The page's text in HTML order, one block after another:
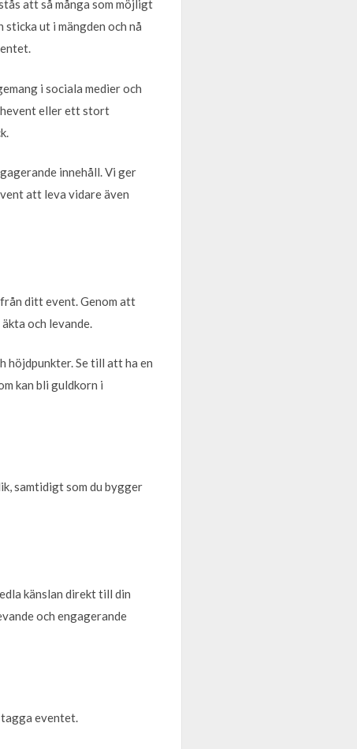
att så många som möjligt
ut i mängden och nå
i sociala medier och
eller ett stort
innehåll. Vi ger
att leva vidare även
ditt event. Genom att
och levande.
höjdpunkter. Se till att ha en
kan bli guldkorn i
samtidigt som du bygger
känslan direkt till din
och engagerande
eventet.